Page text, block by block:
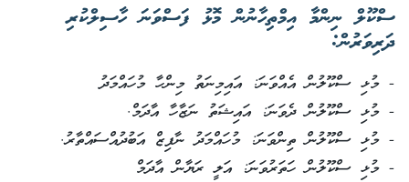
ސްކޫލް ނިންމާ އިމްތިހާނުން މޮޅު ފަސްވަނަ ހާސިލްކުރި
ދަރިވަރުން:
- މުޅި ސްކޫލުން އެއްވަނަ: އައިމިނަތު މިންހާ މުހައްމަދު
- މުޅި ސްކޫލުން ދެވަނަ: އައިޝަތު ނަޒާހާ އާދަމް.
- މުޅި ސްކޫލުން ތިންވަނަ: މުހައްމަދު ނާފިޒް އަބުދުއްސައްތާރު.
- މުޅި ސްކޫލުން ހަތަރުވަނަ: އަލީ ރަޔާން އާދަމް